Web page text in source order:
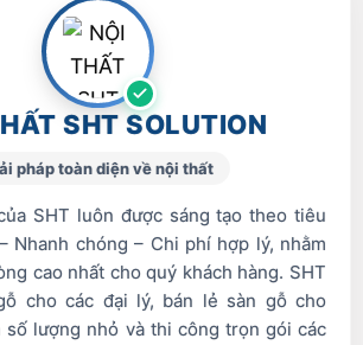
SHT SOLUTION
pháp toàn diện về nội thất
SHT luôn được sáng tạo theo tiêu
Nhanh chóng – Chi phí hợp lý, nhằm
cao nhất cho quý khách hàng. SHT
cho các đại lý, bán lẻ sàn gỗ cho
số lượng nhỏ và thi công trọn gói các